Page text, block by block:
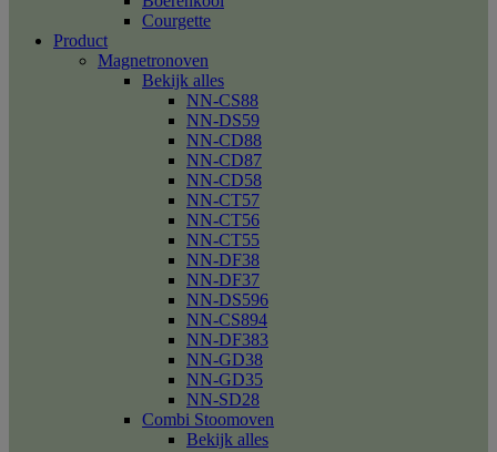
Courgette
Product
Magnetronoven
Bekijk alles
NN-CS88
NN-DS59
NN-CD88
NN-CD87
NN-CD58
NN-CT57
NN-CT56
NN-CT55
NN-DF38
NN-DF37
NN-DS596
NN-CS894
NN-DF383
NN-GD38
NN-GD35
NN-SD28
Combi Stoomoven
Bekijk alles